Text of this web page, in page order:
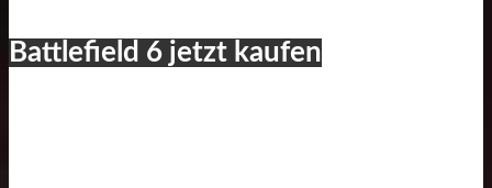
Battlefield 6 jetzt kaufen